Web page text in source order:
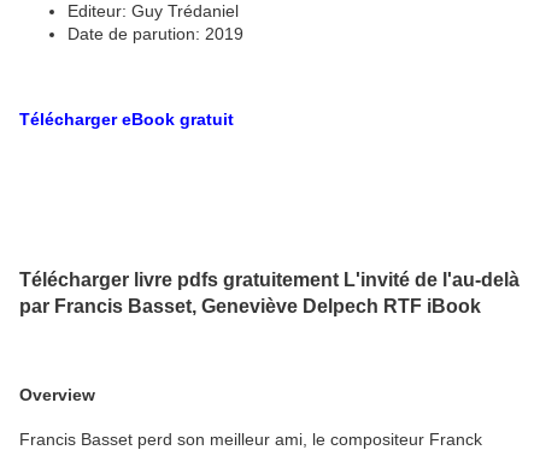
Editeur: Guy Trédaniel
Date de parution: 2019
Télécharger eBook gratuit
Télécharger livre pdfs gratuitement L'invité de l'au-delà
par Francis Basset, Geneviève Delpech RTF iBook
Overview
Francis Basset perd son meilleur ami, le compositeur Franck